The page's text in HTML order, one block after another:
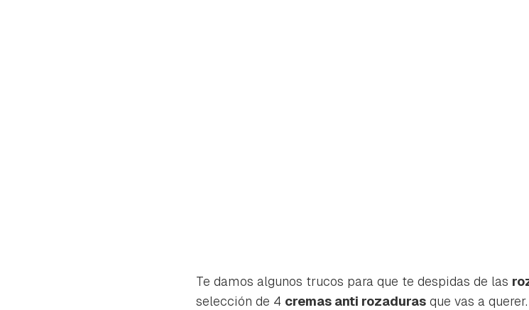
Te damos algunos trucos para que te despidas de las
selección de 4 cremas anti rozaduras que vas a